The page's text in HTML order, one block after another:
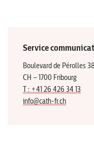
Service
Boulevard de Pérolles 38
CH – 1700 Fribourg
T : +41 26 426 34 13
info@cath-fr.ch